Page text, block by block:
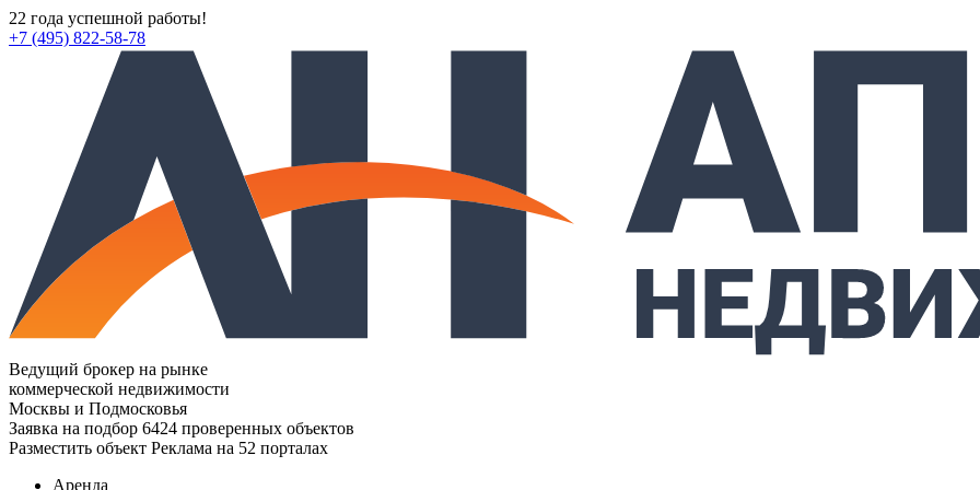
22 года успешной работы!
+7 (495) 822-58-78
Ведущий брокер на рынке
коммерческой недвижимости
Москвы и Подмосковья
Заявка на подбор 6424 проверенных объектов
Разместить объект Реклама на 52 порталах
Аренда